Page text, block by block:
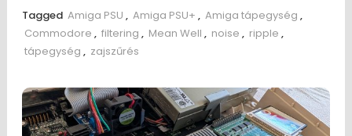
Tagged Amiga PSU , Amiga PSU+ , Amiga tápegység ,
Commodore , filtering , Mean Well , noise , ripple ,
tápegység , zajszűrés